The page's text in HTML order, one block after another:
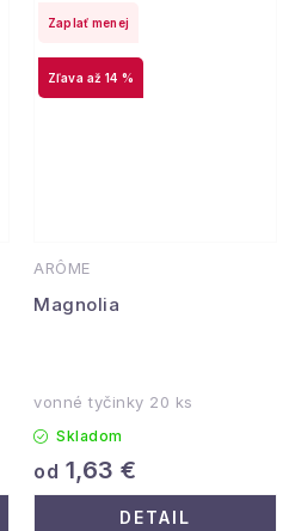
ARÔME
Magnolia
až 14 %
Zaplať menej
vonné tyčinky 20 ks
Skladom
od 1,63 €
DETAIL